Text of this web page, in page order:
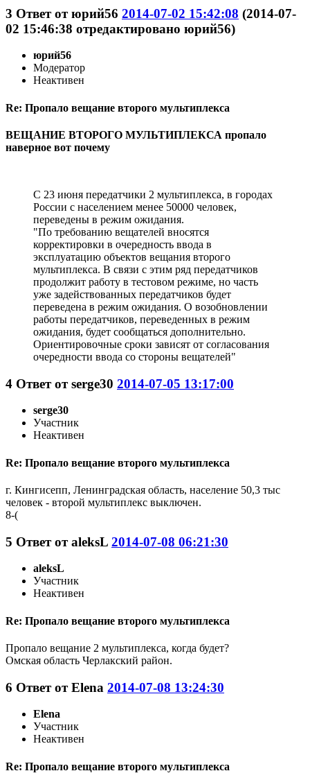
3 Ответ отюрий56 2014-07-02 15:42:08 (2014-07-
02 15:46:38 отредактировано юрий56)
юрий56
Модератор
Неактивен
Re: Пропало вещание второго мультиплекса
ВЕЩАНИЕ ВТОРОГО МУЛЬТИПЛЕКСА пропало
наверное вот почему
С 23 июня передатчики 2 мультиплекса, в городах
России с населением менее 50000 человек,
переведены в режим ожидания.
"По требованию вещателей вносятся
корректировки в очередность ввода в
эксплуатацию объектов вещания второго
мультиплекса. В связи с этим ряд передатчиков
продолжит работу в тестовом режиме, но часть
уже задействованных передатчиков будет
переведена в режим ожидания. О возобновлении
работы передатчиков, переведенных в режим
ожидания, будет сообщаться дополнительно.
Ориентировочные сроки зависят от согласования
очередности ввода со стороны вещателей"
4 Ответ отserge30 2014-07-05 13:17:00
serge30
Участник
Неактивен
Re: Пропало вещание второго мультиплекса
г. Кингисепп, Ленинградская область, население 50,3 тыс
человек - второй мультиплекс выключен.
8-(
5 Ответ отaleksL 2014-07-08 06:21:30
aleksL
Участник
Неактивен
Re: Пропало вещание второго мультиплекса
Пропало вещание 2 мультиплекса, когда будет?
Омская область Черлакский район.
6 Ответ отElena 2014-07-08 13:24:30
Elena
Участник
Неактивен
Re: Пропало вещание второго мультиплекса